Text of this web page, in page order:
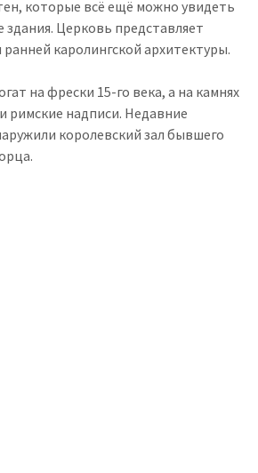
которые всё ещё можно увидеть
Церковь представляет
каролингской архитектуры.
на фрески 15-го века, а на камнях
римские надписи. Недавние
королевский зал бывшего